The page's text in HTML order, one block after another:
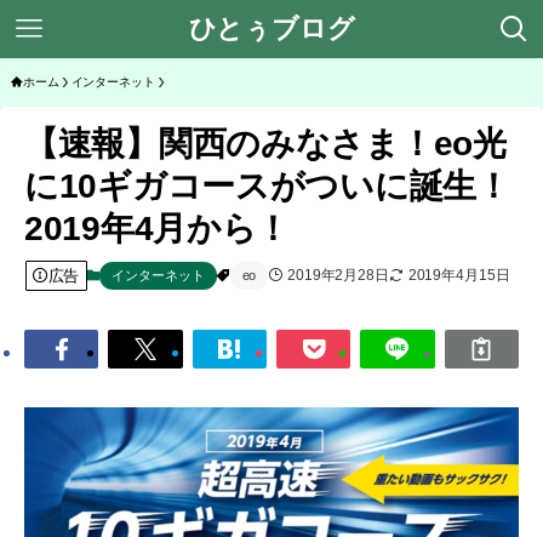
ひとぅブログ
ホーム インターネット
【速報】関西のみなさま！eo光
に10ギガコースがついに誕生！
2019年4月から！
広告 インターネット eo 2019年2月28日 2019年4月15日